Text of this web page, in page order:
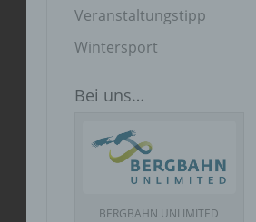
Veranstaltungstipp
Wintersport
Bei uns…
BERGBAHN UNLIMITED